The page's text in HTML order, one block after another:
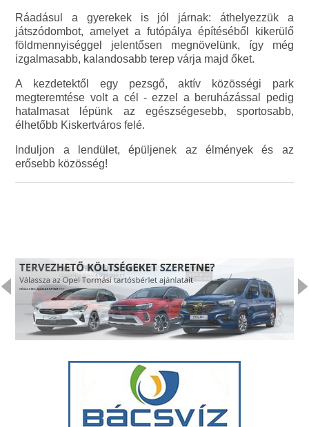
Ráadásul a gyerekek is jól járnak: áthelyezzük a
játszódombot, amelyet a futópálya építéséből kikerülő
földmennyiséggel jelentősen megnövelünk, így még
izgalmasabb, kalandosabb terep várja majd őket.
A kezdetektől egy pezsgő, aktív közösségi park
megteremtése volt a cél - ezzel a beruházással pedig
hatalmasat lépünk az egészségesebb, sportosabb,
élhetőbb Kiskertváros felé.
Induljon a lendület, épüljenek az élmények és az
erősebb közösség!